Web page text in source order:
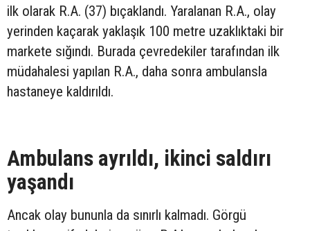
ilk olarak R.A. (37) bıçaklandı. Yaralanan R.A., olay
yerinden kaçarak yaklaşık 100 metre uzaklıktaki bir
markete sığındı. Burada çevredekiler tarafından ilk
müdahalesi yapılan R.A., daha sonra ambulansla
hastaneye kaldırıldı.
Ambulans ayrıldı, ikinci saldırı
yaşandı
Ancak olay bununla da sınırlı kalmadı. Görgü